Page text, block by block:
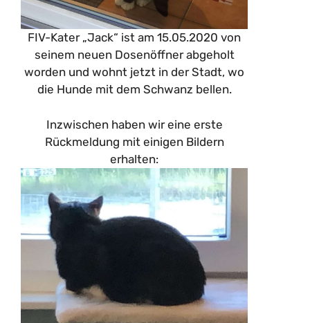
FIV-Kater „Jack“ ist am 15.05.2020 von
seinem neuen Dosenöffner abgeholt
worden und wohnt jetzt in der Stadt, wo
die Hunde mit dem Schwanz bellen.
Inzwischen haben wir eine erste
Rückmeldung mit einigen Bildern
erhalten: